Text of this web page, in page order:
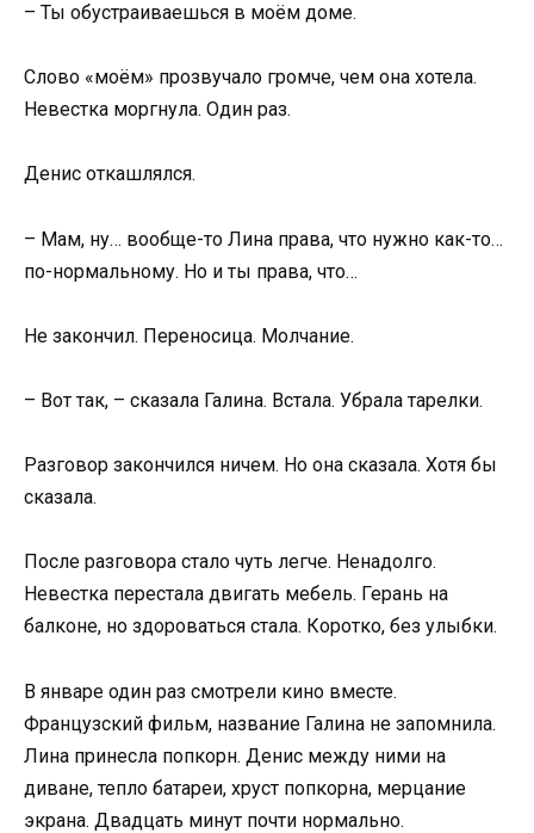
– Ты обустраиваешься в моём доме.
Слово «моём» прозвучало громче, чем она хотела.
Невестка моргнула. Один раз.
Денис откашлялся.
– Мам, ну… вообще-то Лина права, что нужно как-то…
по-нормальному. Но и ты права, что…
Не закончил. Переносица. Молчание.
– Вот так, – сказала Галина. Встала. Убрала тарелки.
Разговор закончился ничем. Но она сказала. Хотя бы
сказала.
После разговора стало чуть легче. Ненадолго.
Невестка перестала двигать мебель. Герань на
балконе, но здороваться стала. Коротко, без улыбки.
В январе один раз смотрели кино вместе.
Французский фильм, название Галина не запомнила.
Лина принесла попкорн. Денис между ними на
диване, тепло батареи, хруст попкорна, мерцание
экрана. Двадцать минут почти нормально.